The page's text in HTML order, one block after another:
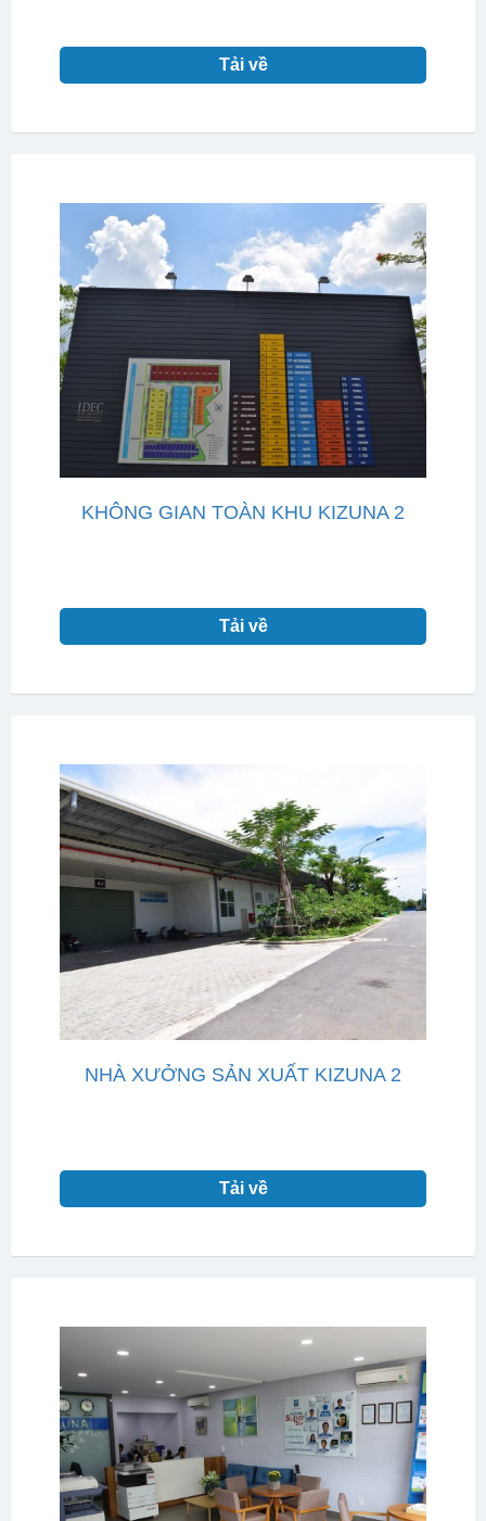
Tải về
KHÔNG GIAN TOÀN KHU KIZUNA 2
Tải về
NHÀ XƯỞNG SẢN XUẤT KIZUNA 2
Tải về